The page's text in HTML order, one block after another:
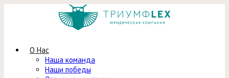
О Нас
Наша команда
Наши победы